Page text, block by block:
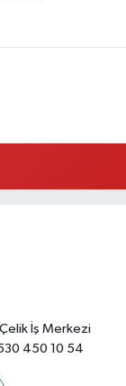
İş Merkezi
450 10 54